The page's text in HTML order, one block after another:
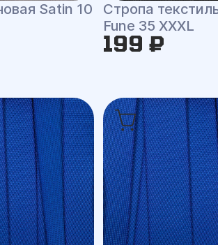
Satin 10
Стропа
Fune 35 XXXL
199 ₽